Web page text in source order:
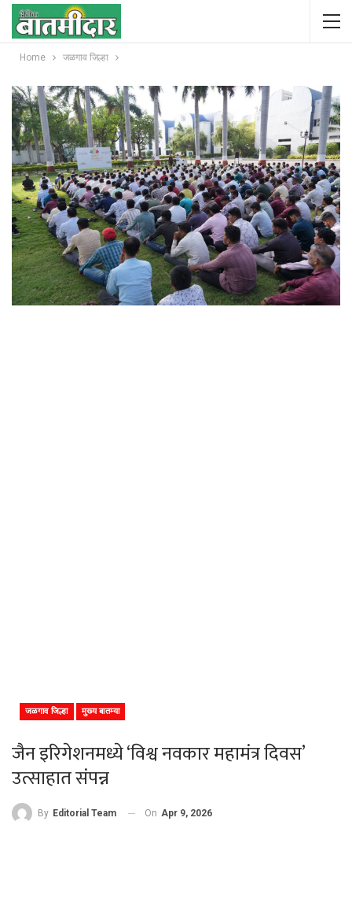
Home जळगाव जिल्हा
जळगाव जिल्हा मुख्य बातम्या
जैन इरिगेशनमध्ये ‘विश्व नवकार महामंत्र दिवस’
उत्साहात संपन्न
By Editorial Team On Apr 9, 2026